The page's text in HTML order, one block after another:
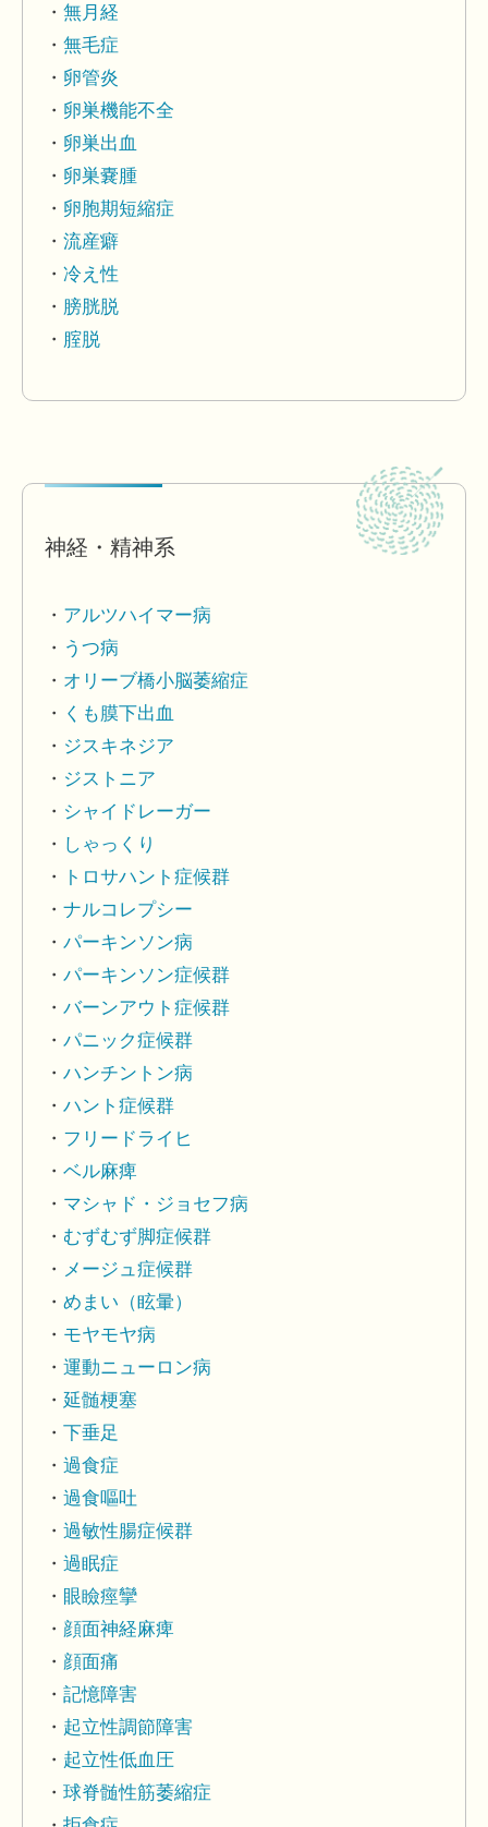
無月経
無毛症
卵管炎
卵巣機能不全
卵巣出血
卵巣嚢腫
卵胞期短縮症
流産癖
冷え性
膀胱脱
腟脱
神経・精神系
アルツハイマー病
うつ病
オリーブ橋小脳萎縮症
くも膜下出血
ジスキネジア
ジストニア
シャイドレーガー
しゃっくり
トロサハント症候群
ナルコレプシー
パーキンソン病
パーキンソン症候群
バーンアウト症候群
パニック症候群
ハンチントン病
ハント症候群
フリードライヒ
ベル麻痺
マシャド・ジョセフ病
むずむず脚症候群
メージュ症候群
めまい（眩暈）
モヤモヤ病
運動ニューロン病
延髄梗塞
下垂足
過食症
過食嘔吐
過敏性腸症候群
過眠症
眼瞼痙攣
顔面神経麻痺
顔面痛
記憶障害
起立性調節障害
起立性低血圧
球脊髄性筋萎縮症